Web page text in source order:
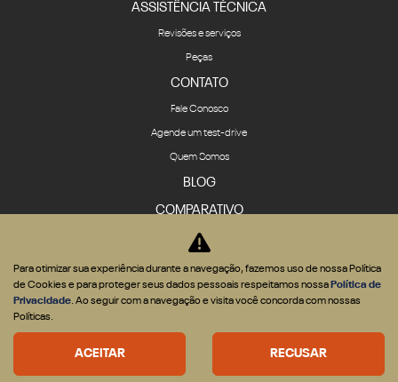
ASSISTÊNCIA TÉCNICA
Revisões e serviços
Peças
CONTATO
Fale Conosco
Agende um test-drive
Quem Somos
BLOG
COMPARATIVO
Desenvolvido pela DEALERSPACE ® Direitos Reservados.
Desacelere. Seu bem maior é a vida.
Para otimizar sua experiência durante a navegação, fazemos uso de nossa Política
de Cookies e para proteger seus dados pessoais respeitamos nossa Política de
Privacidade. Ao seguir com a navegação e visita você concorda com nossas
Políticas.
ACEITAR RECUSAR